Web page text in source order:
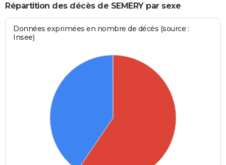
Répartition des décès de SEMERY par sexe
Données exprimées en nombre de décès (source :
Insee)